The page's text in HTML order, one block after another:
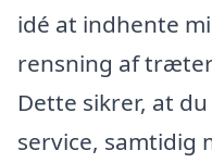
idé at indhente
rensning af
Dette sikrer, at
service, samtidig